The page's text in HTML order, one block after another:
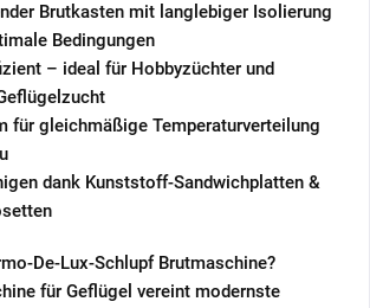
Brutkasten mit langlebiger Isolierung
Bedingungen
– ideal für Hobbyzüchter und
für gleichmäßige Temperaturverteilung
dank Kunststoff-Sandwichplatten &
De-Lux-Schlupf Brutmaschine?
für Geflügel vereint modernste